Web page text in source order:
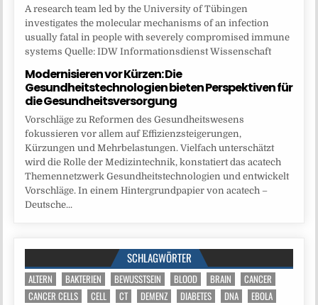
A research team led by the University of Tübingen
investigates the molecular mechanisms of an infection
usually fatal in people with severely compromised immune
systems Quelle: IDW Informationsdienst Wissenschaft
Modernisieren vor Kürzen: Die
Gesundheitstechnologien bieten Perspektiven für
die Gesundheitsversorgung
Vorschläge zu Reformen des Gesundheitswesens
fokussieren vor allem auf Effizienzsteigerungen,
Kürzungen und Mehrbelastungen. Vielfach unterschätzt
wird die Rolle der Medizintechnik, konstatiert das acatech
Themennetzwerk Gesundheitstechnologien und entwickelt
Vorschläge. In einem Hintergrundpapier von acatech –
Deutsche...
SCHLAGWÖRTER
ALTERN BAKTERIEN BEWUSSTSEIN BLOOD BRAIN
CANCER
CANCER CELLS
CELL CT DEMENZ DIABETES DNA
EBOLA